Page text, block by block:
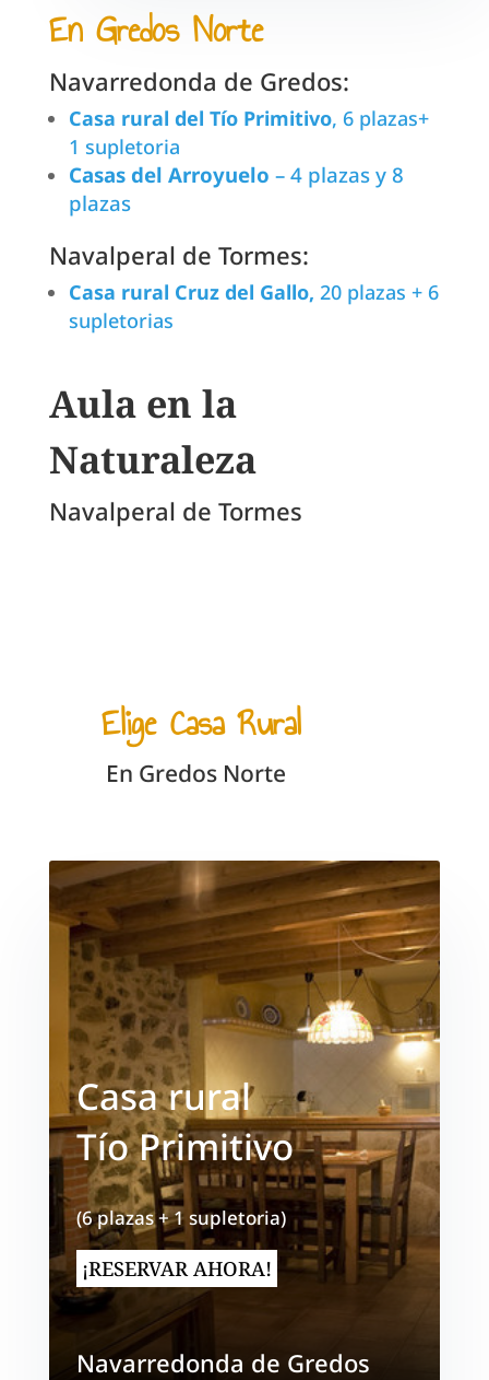
En Gredos Norte
Navarredonda de Gredos:
Casa rural del Tío Primitivo, 6 plazas+
1 supletoria
Casas del Arroyuelo – 4 plazas y 8
plazas
Navalperal de Tormes:
Casa rural Cruz del Gallo, 20 plazas + 6
supletorias
Aula en la
Naturaleza
Navalperal de Tormes
Elige Casa Rural
En Gredos Norte
Casa rural
Tío Primitivo
(6 plazas + 1 supletoria)
¡RESERVAR AHORA!
Navarredonda de Gredos